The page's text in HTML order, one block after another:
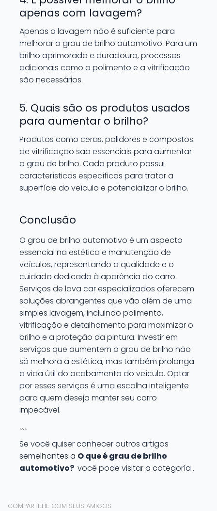
apenas com lavagem?
Apenas a lavagem não é suficiente para
melhorar o grau de brilho automotivo. Para um
brilho aprimorado e duradouro, processos
adicionais como o polimento e a vitrificação
são necessários.
5. Quais são os produtos usados
para aumentar o brilho?
Produtos como ceras, polidores e compostos
de vitrificação são essenciais para aumentar
o grau de brilho. Cada produto possui
características específicas para tratar a
superfície do veículo e potencializar o brilho.
Conclusão
O grau de brilho automotivo é um aspecto
essencial na estética e manutenção de
veículos, representando a qualidade e o
cuidado dedicado à aparência do carro.
Serviços de lava car especializados oferecem
soluções abrangentes que vão além de uma
simples lavagem, incluindo polimento,
vitrificação e detalhamento para maximizar o
brilho e a proteção da pintura. Investir em
serviços que aumentem o grau de brilho não
só melhora a estética, mas também prolonga
a vida útil do acabamento do veículo. Optar
por esses serviços é uma escolha inteligente
para quem deseja manter seu carro
impecável.
```
Se você quiser conhecer outros artigos
semelhantes a O que é grau de brilho
automotivo? você pode visitar a categoría .
COMPARTILHE COM SEUS AMIGOS